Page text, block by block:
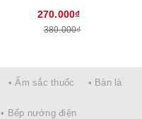
270.000₫
380.000₫
• Ấm sắc thuốc • Bàn là
• Bếp nướng điện